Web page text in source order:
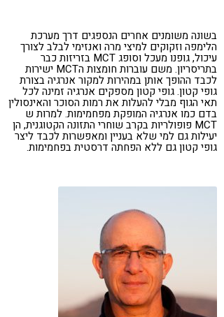
בשונה משומנים אחרים הנספגים דרך מערכת
הלימפה וזקוקים למיצי מרה ואנזימי לבלב לצורך
עיכול, גופנו מעכל וסופג MCT בזריזות כבר
בתריסריון. משם עוברות חומצות הMCT ישירות
לכבד ההופך אותן במהירות למקור אנרגיה בצורת
גופי קטון. גופי קטון מספקים אנרגיה זמינה לכל
תאי הגוף מבלי להעלות את רמות הסוכר והאינסולין
בדם כמו אנרגיה המופקת מפחמימות. למרות ש
MCT פופולריות בקרב שוחרי התזונה הקטוגנית, הן
יעילות גם למי שלא בעניין ומאפשרות לכבד ליצר
גופי קטון גם ללא הפחתה דרסטית בפחמימות.